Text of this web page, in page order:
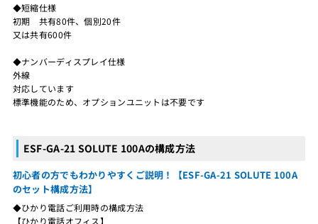
◆短縮仕様
初期 共有80件、個別20件
又は共有600件
◆ナンバーディスプレイ仕様
外線
対応しています
標準機能のため、オプションユニットは不要です
ESF-GA-21 SOLUTE 100Aの構成方法
初心者の方でもわかりやすくご説明！【ESF-GA-21 SOLUTE 100A
のセット構成方法】
◆ひかり電話ご利用時の構成方法
【ひかり電話オフィス】